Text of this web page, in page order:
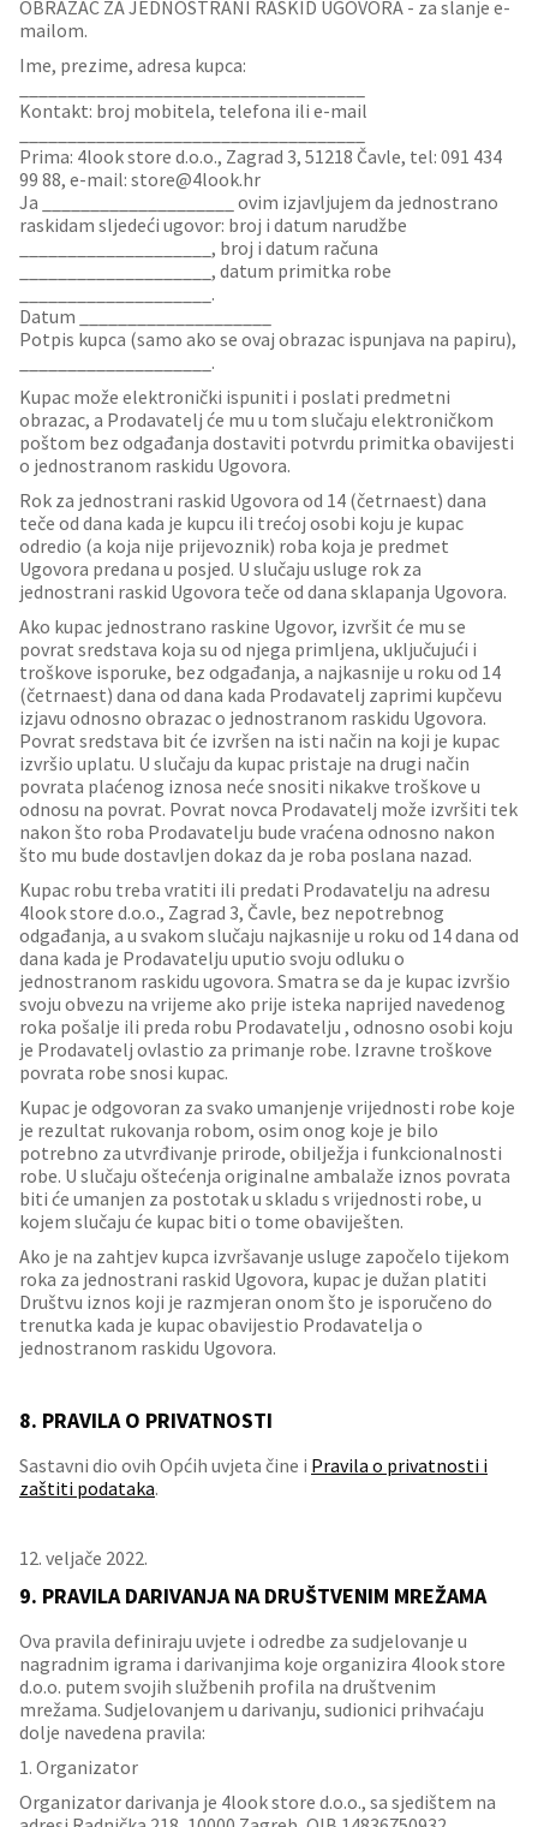
OBRAZAC ZA JEDNOSTRANI RASKID UGOVORA - za slanje e-
mailom.
Ime, prezime, adresa kupca:
Kontakt: broj mobitela, telefona ili e-mail
Prima: 4look store d.o.o., Zagrad 3, 51218 Čavle, tel: 091 434
99 88, e-mail: store@4look.hr
Ja ____________________ ovim izjavljujem da jednostrano
raskidam sljedeći ugovor: broj i datum narudžbe
____________________, broj i datum računa
____________________, datum primitka robe
____________________.
Datum ____________________
Potpis kupca (samo ako se ovaj obrazac ispunjava na papiru),
____________________.
Kupac može elektronički ispuniti i poslati predmetni
obrazac, a Prodavatelj će mu u tom slučaju elektroničkom
poštom bez odgađanja dostaviti potvrdu primitka obavijesti
o jednostranom raskidu Ugovora.
Rok za jednostrani raskid Ugovora od 14 (četrnaest) dana
teče od dana kada je kupcu ili trećoj osobi koju je kupac
odredio (a koja nije prijevoznik) roba koja je predmet
Ugovora predana u posjed. U slučaju usluge rok za
jednostrani raskid Ugovora teče od dana sklapanja Ugovora.
Ako kupac jednostrano raskine Ugovor, izvršit će mu se
povrat sredstava koja su od njega primljena, uključujući i
troškove isporuke, bez odgađanja, a najkasnije u roku od 14
(četrnaest) dana od dana kada Prodavatelj zaprimi kupčevu
izjavu odnosno obrazac o jednostranom raskidu Ugovora.
Povrat sredstava bit će izvršen na isti način na koji je kupac
izvršio uplatu. U slučaju da kupac pristaje na drugi način
povrata plaćenog iznosa neće snositi nikakve troškove u
odnosu na povrat. Povrat novca Prodavatelj može izvršiti tek
nakon što roba Prodavatelju bude vraćena odnosno nakon
što mu bude dostavljen dokaz da je roba poslana nazad.
Kupac robu treba vratiti ili predati Prodavatelju na adresu
4look store d.o.o., Zagrad 3, Čavle, bez nepotrebnog
odgađanja, a u svakom slučaju najkasnije u roku od 14 dana od
dana kada je Prodavatelju uputio svoju odluku o
jednostranom raskidu ugovora. Smatra se da je kupac izvršio
svoju obvezu na vrijeme ako prije isteka naprijed navedenog
roka pošalje ili preda robu Prodavatelju , odnosno osobi koju
je Prodavatelj ovlastio za primanje robe. Izravne troškove
povrata robe snosi kupac.
Kupac je odgovoran za svako umanjenje vrijednosti robe koje
je rezultat rukovanja robom, osim onog koje je bilo
potrebno za utvrđivanje prirode, obilježja i funkcionalnosti
robe. U slučaju oštećenja originalne ambalaže iznos povrata
biti će umanjen za postotak u skladu s vrijednosti robe, u
kojem slučaju će kupac biti o tome obaviješten.
Ako je na zahtjev kupca izvršavanje usluge započelo tijekom
roka za jednostrani raskid Ugovora, kupac je dužan platiti
Društvu iznos koji je razmjeran onom što je isporučeno do
trenutka kada je kupac obavijestio Prodavatelja o
jednostranom raskidu Ugovora.
8. PRAVILA O PRIVATNOSTI
Sastavni dio ovih Općih uvjeta čine i Pravila o privatnosti i
zaštiti podataka.
12. veljače 2022.
9. PRAVILA DARIVANJA NA DRUŠTVENIM MREŽAMA
Ova pravila definiraju uvjete i odredbe za sudjelovanje u
nagradnim igrama i darivanjima koje organizira 4look store
d.o.o. putem svojih službenih profila na društvenim
mrežama. Sudjelovanjem u darivanju, sudionici prihvaćaju
dolje navedena pravila:
1. Organizator
Organizator darivanja je 4look store d.o.o., sa sjedištem na